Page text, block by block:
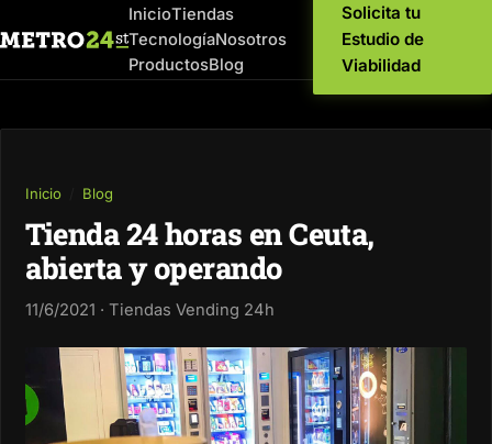
InicioTiendas
TecnologíaNosotros
ProductosBlog
Solicita tu
Estudio de
Viabilidad
Inicio Blog
Tienda 24 horas en Ceuta,
abierta y operando
11/6/2021 · Tiendas Vending 24h